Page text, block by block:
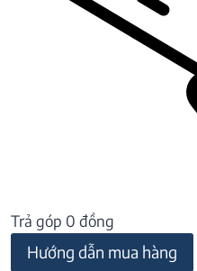
Trả góp 0 đồng
Hướng dẫn mua hàng